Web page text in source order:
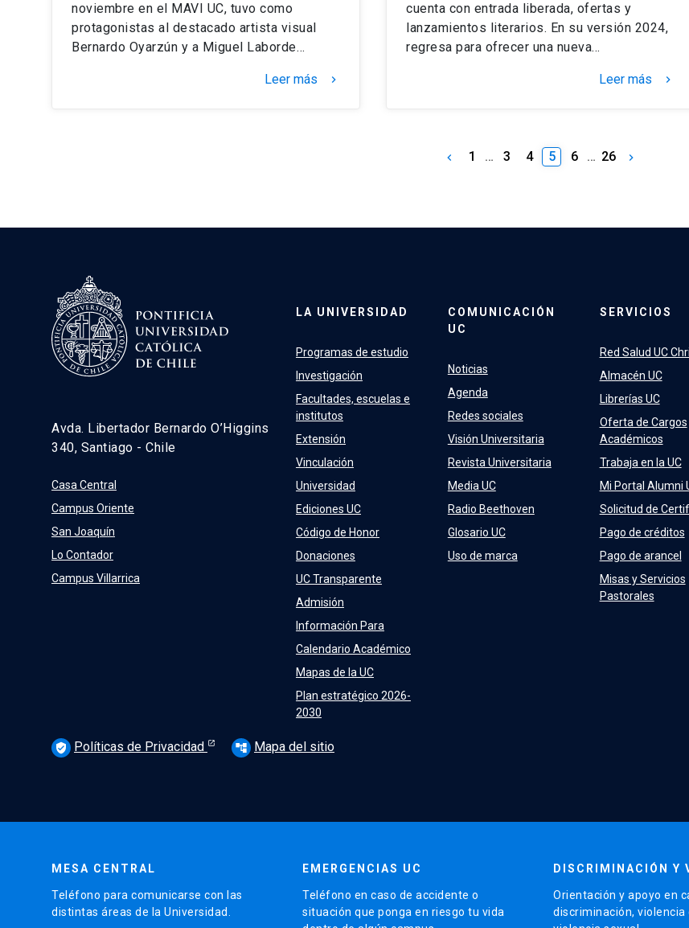
noviembre en el MAVI UC, tuvo como
protagonistas al destacado artista visual
Bernardo Oyarzún y a Miguel Laborde…
Leer más keyboard_arrow_right
cuenta con entrada liberada, ofertas y
lanzamientos literarios. En su versión 2024,
regresa para ofrecer una nueva…
Leer más keyboard_arrow_right
keyboard_arrow_left 1 … 3 4 5 6 … 26 keyboard_arrow_right
Avda. Libertador Bernardo O’Higgins
340, Santiago - Chile
Casa Central
Campus Oriente
San Joaquín
Lo Contador
Campus Villarrica
LA UNIVERSIDAD
Programas de estudio
Investigación
Facultades, escuelas e
institutos
Extensión
Vinculación
Universidad
Ediciones UC
Código de Honor
Donaciones
UC Transparente
Admisión
Información Para
Calendario Académico
Mapas de la UC
Plan estratégico 2026-
2030
COMUNICACIÓN
UC
Noticias
Agenda
Redes sociales
Visión Universitaria
Revista Universitaria
Media UC
Radio Beethoven
Glosario UC
Uso de marca
SERVICIOS
Red Salud UC
Almacén UC
Librerías UC
Oferta de Cargos
Académicos
Trabaja en la UC
Mi Portal Alumni
Solicitud de
Pago de créditos
Pago de arancel
Misas y Servicios
Pastorales
verified_user Políticas de Privacidad account_tree Mapa del sitio
MESA CENTRAL
Teléfono para comunicarse con las
distintas áreas de la Universidad.
EMERGENCIAS UC
Teléfono en caso de accidente o
situación que ponga en riesgo tu vida
DISCRIMINACIÓN Y
Orientación y apoyo en
discriminación, violencia